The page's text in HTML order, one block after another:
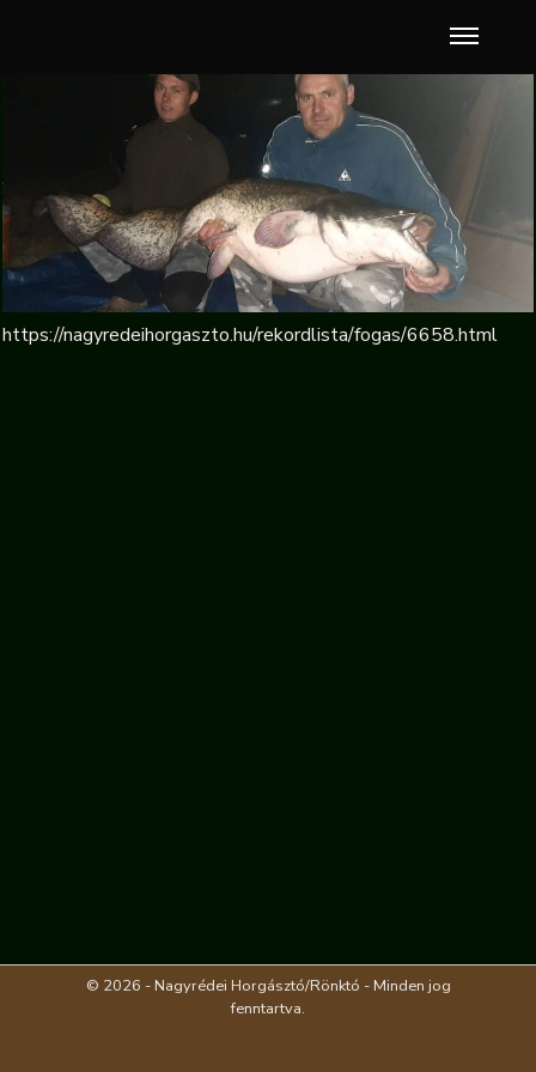
https://nagyredeihorgaszto.hu/rekordlista/fogas/6658.html
© 2026 - Nagyrédei Horgásztó/Rönktó - Minden jog
fenntartva.